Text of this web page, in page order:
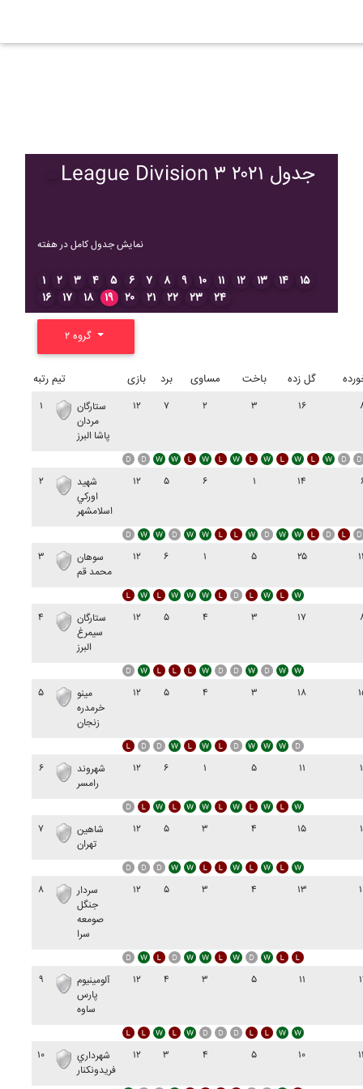
League Division ۳ ۲۰۲۱ جدول
نمایش جدول کامل در هفته
۱ ۲ ۳ ۴ ۵ ۶ ۷ ۸ ۹ ۱۰ ۱۱ ۱۲ ۱۳ ۱۴
۱۵
۱۶
۱۷ ۱۸ ۱۹ ۲۰ ۲۱ ۲۲ ۲۳ ۲۴
رتبه تیم بازی برد مساوی باخت گل زده
۱
ستارگان
مردان
پاشا البرز
۱۲ ۷ ۲ ۳ ۱۶
۲
شهيد
اورکي
اسلامشهر
۱۲ ۵ ۶ ۱ ۱۴
۳
سوهان
محمد قم
۱۲ ۶ ۱ ۵ ۲۵
۴
ستارگان
سيمرغ
البرز
۱۲ ۵ ۴ ۳ ۱۷
۵
مينو
خرمدره
زنجان
۱۲ ۵ ۴ ۳ ۱۸
۶
شهروند
رامسر
۱۲ ۶ ۱ ۵ ۱۱
۷
شاهين
تهران
۱۲ ۵ ۳ ۴ ۱۵
۸
سردار
جنگل
صومعه
سرا
۱۲ ۵ ۳ ۴ ۱۳
۹
آلومينيوم
پارس
ساوه
۱۲ ۴ ۳ ۵ ۱۱
۱۰
شهرداري
فريدونکنار
۱۲ ۳ ۴ ۵ ۱۰